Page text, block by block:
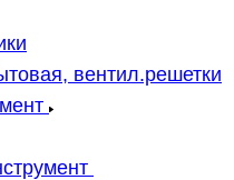
вентил.решетки